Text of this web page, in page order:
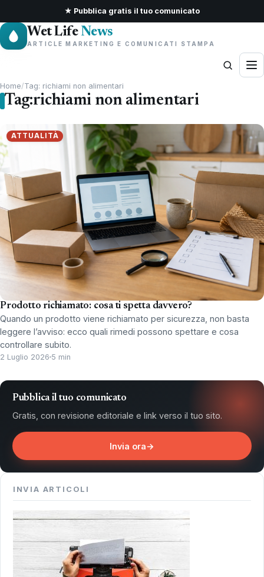
★ Pubblica gratis il tuo comunicato
Wet Life News
ARTICLE MARKETING E COMUNICATI STAMPA
Home/Tag: richiami non alimentari
Tag:richiami non alimentari
ATTUALITÀ
Prodotto richiamato: cosa ti spetta davvero?
Quando un prodotto viene richiamato per sicurezza, non basta
leggere l’avviso: ecco quali rimedi possono spettare e cosa
controllare subito.
2 Luglio 2026 5 min
Pubblica il tuo comunicato
Gratis, con revisione editoriale e link verso il tuo sito.
Invia ora→
INVIA ARTICOLI